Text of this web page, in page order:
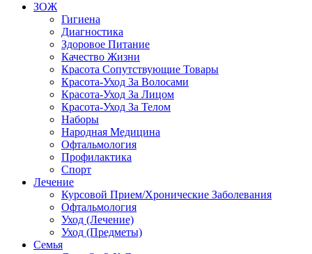
ЗОЖ
Гигиена
Диагностика
Здоровое Питание
Качество Жизни
Красота Сопутствующие Товары
Красота-Уход За Волосами
Красота-Уход За Лицом
Красота-Уход За Телом
Наборы
Народная Медицина
Офтальмология
Профилактика
Спорт
Лечение
Курсовой Прием/Хронические Заболевания
Офтальмология
Уход (Лечение)
Уход (Предметы)
Семья